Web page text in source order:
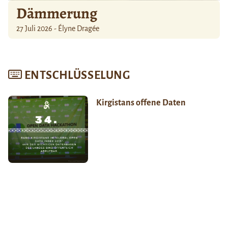
Dämmerung
27 Juli 2026 - Élyne Dragée
ENTSCHLÜSSELUNG
Kirgistans offene Daten